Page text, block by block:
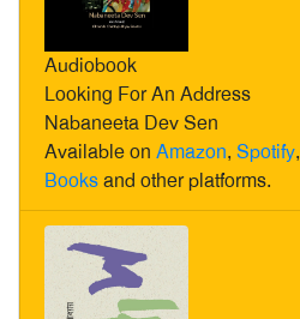
Audiobook
Looking For An Address
Nabaneeta Dev Sen
Available on Amazon, Spotify,
Booksand other platforms.